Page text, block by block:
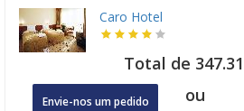
Caro Hotel
Total de
Envie-nos um pedido ou